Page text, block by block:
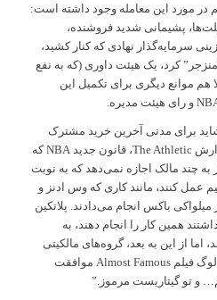
مورد این معامله وجود داشته است:
پشیمانی شدید فروشنده،
سرمایه‌گذار نهادی که کنار کشید،
کرد، یک هیئت داوری (که به نفع
هم موانع دیگری برای تکمیل این
برای مدتی آخرین خرید مشترک
تیمی به این شکل باشد. طبق گزارش The Athletic، قانون جدید NBA که
چند مالک اجازه نمی‌دهد که به نوبت
عمل کنند، مانند کاری که وس ادنز و
باکس انجام می‌دادند. پلاتکین
همین کار را انجام دهند، به
از این به بعد، گروه‌های مالکیتی
جدید باید با شرایطی شبیه به دیالوگ فیلم Almost Famous موافقت
و تو گیتاریست مرموز.”